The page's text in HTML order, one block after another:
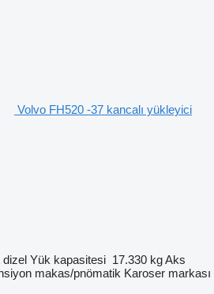
Volvo FH520 -37 kancalı yükleyici
dizel Yük kapasitesi 17.330 kgAks
makas/pnömatik Karoser markası